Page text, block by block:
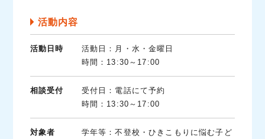
活動内容
活動日時
活動日：月・水・金曜日
時間：13:30～17:00
相談受付
受付日：電話にて予約
時間：13:30～17:00
対象者
学年等：不登校・ひきこもりに悩む子ど